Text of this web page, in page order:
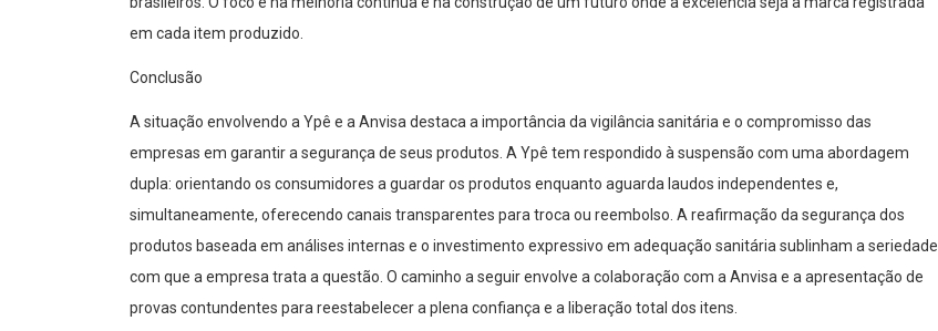
em cada item produzido.
Conclusão
A situação envolvendo a Ypê e a Anvisa destaca a importância da vigilância sanitária e o compromisso das
empresas em garantir a segurança de seus produtos. A Ypê tem respondido à suspensão com uma abordagem
dupla: orientando os consumidores a guardar os produtos enquanto aguarda laudos independentes e,
simultaneamente, oferecendo canais transparentes para troca ou reembolso. A reafirmação da segurança dos
produtos baseada em análises internas e o investimento expressivo em adequação sanitária sublinham a seriedade
com que a empresa trata a questão. O caminho a seguir envolve a colaboração com a Anvisa e a apresentação de
provas contundentes para reestabelecer a plena confiança e a liberação total dos itens.